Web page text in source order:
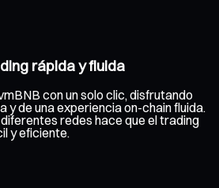
rápida y fluida
con un solo clic, disfrutando
y de una experiencia on-chain fluida.
redes hace que el trading
y eficiente.